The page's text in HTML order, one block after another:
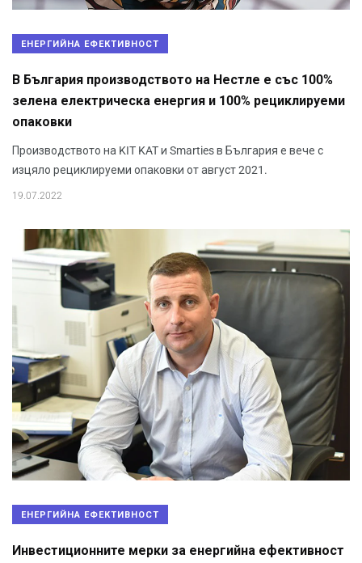
ЕНЕРГИЙНА ЕФЕКТИВНОСТ
В България производството на Нестле е със 100%
зелена електрическа енергия и 100% рециклируеми
опаковки
Производството на KIT KAT и Smarties в България е вече с
изцяло рециклируеми опаковки от август 2021.
19.07.2022
ЕНЕРГИЙНА ЕФЕКТИВНОСТ
Инвестиционните мерки за енергийна ефективност